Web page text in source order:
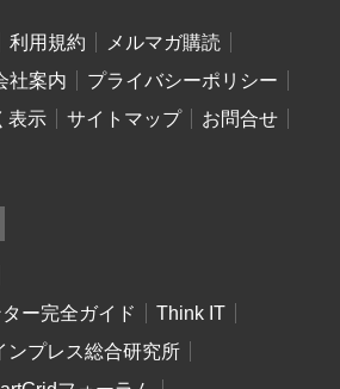
利用規約
メルマガ購読
社案内
プライバシーポリシー
表示
サイトマップ
お問合せ
ー完全ガイド
Think IT
ンプレス総合研究所